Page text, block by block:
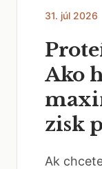
31. júl 2026
Ako
zisk
Ak